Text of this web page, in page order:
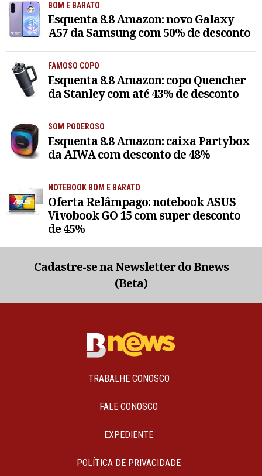
BOM E BARATO
Esquenta 8.8 Amazon: novo Galaxy
A57 da Samsung com 50% de desconto
FAMOSO COPO
Esquenta 8.8 Amazon: copo Quencher
da Stanley com até 43% de desconto
SOM PODEROSO
Esquenta 8.8 Amazon: caixa Partybox
da AIWA com desconto de 48%
NOTEBOOK BOM E BARATO
Oferta Relâmpago: notebook ASUS
Vivobook GO 15 com super desconto
de 45%
Cadastre-se na Newsletter do Bnews
(Beta)
TRABALHE CONOSCO
FALE CONOSCO
EXPEDIENTE
POLÍTICA DE PRIVACIDADE